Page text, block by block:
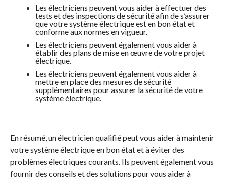
Les électriciens peuvent vous aider à effectuer des
tests et des inspections de sécurité afin de s’assurer
que votre système électrique est en bon état et
conforme aux normes en vigueur.
Les électriciens peuvent également vous aider à
établir des plans de mise en œuvre de votre projet
électrique.
Les électriciens peuvent également vous aider à
mettre en place des mesures de sécurité
supplémentaires pour assurer la sécurité de votre
système électrique.
En résumé, un électricien qualifié peut vous aider à maintenir
votre système électrique en bon état et à éviter des
problèmes électriques courants. Ils peuvent également vous
fournir des conseils et des solutions pour vous aider à